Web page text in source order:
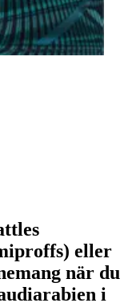
eller
när du
i